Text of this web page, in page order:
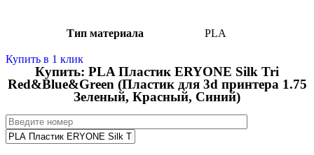
Тип материала PLA
Купить в 1 клик
Купить: PLA Пластик ERYONE Silk Tri
Red&Blue&Green (Пластик для 3d принтера 1.75
Зеленый, Красный, Синий)